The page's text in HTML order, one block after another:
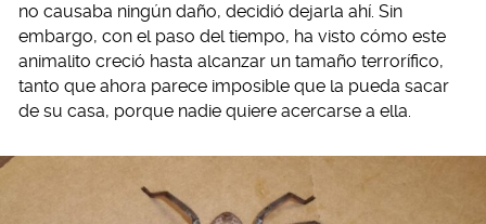
no causaba ningún daño, decidió dejarla ahí. Sin
embargo, con el paso del tiempo, ha visto cómo este
animalito creció hasta alcanzar un tamaño terrorífico,
tanto que ahora parece imposible que la pueda sacar
de su casa, porque nadie quiere acercarse a ella.